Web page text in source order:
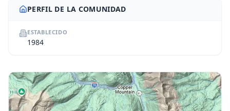
PERFIL DE LA COMUNIDAD
ESTABLECIDO
1984